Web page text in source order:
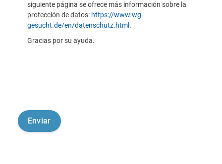
siguiente página se ofrece más información sobre la
protección de datos: https://www.wg-
gesucht.de/en/datenschutz.html .
Gracias por su ayuda.